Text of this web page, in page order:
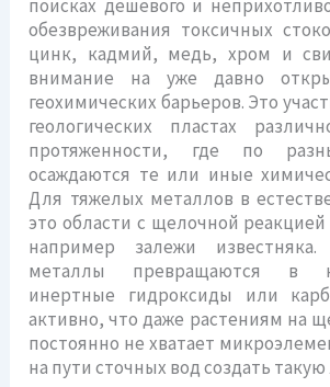
поисках дешевого и
обезвреживания токсичных
цинк, кадмий, медь, хром и
внимание на уже давно
геохимических барьеров. Это
геологических пластах
протяженности, где по
осаждаются те или иные
Для тяжелых металлов в
это области с щелочной
например залежи
металлы превращаются в
инертные гидроксиды или
активно, что даже растениям на
постоянно не хватает
на пути сточных вод создать